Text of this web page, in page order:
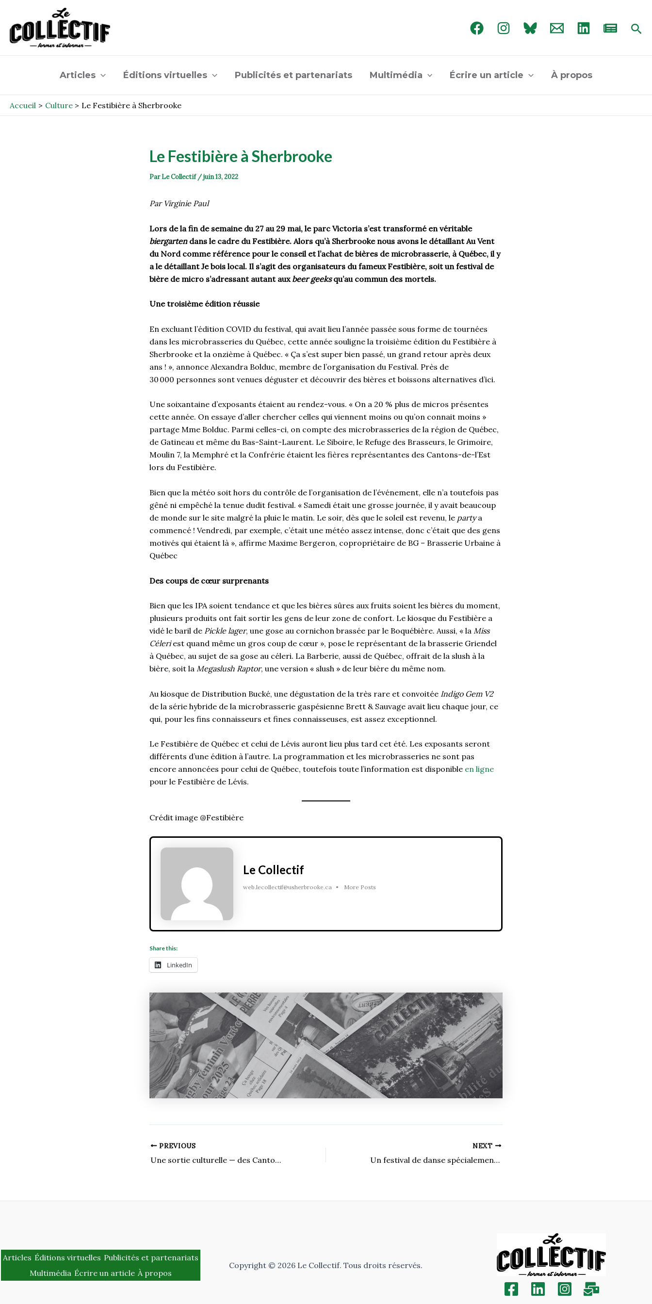
contenu
Articles Éditions virtuelles Publicités et partenariats Multimédia Écrire un article À propos
Accueil Culture Le Festibière à Sherbrooke
Le Festibière à Sherbrooke
ParLe Collectif /juin 13, 2022
Par Virginie Paul
Lors de la fin de semaine du 27 au 29 mai, le parc Victoria s’est transformé en véritable
biergarten dans le cadre du Festibière. Alors qu’à Sherbrooke nous avons le détaillant Au Vent
du Nord comme référence pour le conseil et l’achat de bières de microbrasserie, à Québec, il y
a le détaillant Je bois local. Il s’agit des organisateurs du fameux Festibière, soit un festival de
bière de micro s’adressant autant aux beer geeksqu’au commun des mortels.
Une troisième édition réussie
En excluant l’édition COVID du festival, qui avait lieu l’année passée sous forme de tournées
dans les microbrasseries du Québec, cette année souligne la troisième édition du Festibière à
Sherbrooke et la onzième à Québec. « Ça s’est super bien passé, un grand retour après deux
ans ! », annonce Alexandra Bolduc, membre de l’organisation du Festival. Près de
30 000 personnes sont venues déguster et découvrir des bières et boissons alternatives d’ici.
Une soixantaine d’exposants étaient au rendez-vous. « On a 20 % plus de micros présentes
cette année. On essaye d’aller chercher celles qui viennent moins ou qu’on connait moins »
partage Mme Bolduc. Parmi celles-ci, on compte des microbrasseries de la région de Québec,
de Gatineau et même du Bas-Saint-Laurent. Le Siboire, le Refuge des Brasseurs, le Grimoire,
Moulin 7, la Memphré et la Confrérie étaient les fières représentantes des Cantons-de-l’Est
lors du Festibière.
Bien que la météo soit hors du contrôle de l’organisation de l’événement, elle n’a toutefois pas
gêné ni empêché la tenue dudit festival. « Samedi était une grosse journée, il y avait beaucoup
de monde sur le site malgré la pluie le matin. Le soir, dès que le soleil est revenu, le partya
commencé ! Vendredi, par exemple, c’était une météo assez intense, donc c’était que des gens
motivés qui étaient là », affirme Maxime Bergeron, copropriétaire de BG – Brasserie Urbaine à
Québec
Des coups de cœur surprenants
Bien que les IPA soient tendance et que les bières sûres aux fruits soient les bières du moment,
plusieurs produits ont fait sortir les gens de leur zone de confort. Le kiosque du Festibière a
vidé le baril de Pickle lager, une gose au cornichon brassée par le Boquébière. Aussi, « la Miss
Céleriest quand même un gros coup de cœur », pose le représentant de la brasserie Griendel
à Québec, au sujet de sa gose au céleri. La Barberie, aussi de Québec, offrait de la slush à la
bière, soit la Megaslush Raptor, une version « slush » de leur bière du même nom.
Au kiosque de Distribution Bucké, une dégustation de la très rare et convoitée Indigo Gem V2
de la série hybride de la microbrasserie gaspésienne Brett & Sauvage avait lieu chaque jour, ce
qui, pour les fins connaisseurs et fines connaisseuses, est assez exceptionnel.
Le Festibière de Québec et celui de Lévis auront lieu plus tard cet été. Les exposants seront
différents d’une édition à l’autre. La programmation et les microbrasseries ne sont pas
encore annoncées pour celui de Québec, toutefois toute l’information est disponible en ligne
pour le Festibière de Lévis.
Crédit image @Festibière
Le Collectif
web.lecollectif@usherbrooke.ca • More Posts
Share this:
LinkedIn
PREVIOUS
Une sortie culturelle — des Cantons de l’Est au Nord canadien
NEXT
Un festival de danse spécialement pour les enfants
Articles Éditions virtuelles Publicités et partenariats
Multimédia Écrire un article À propos
Copyright © 2026 Le Collectif. Tous droits réservés.